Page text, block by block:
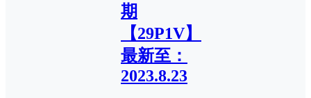
期
【29P1V】
最新至：
2023.8.23